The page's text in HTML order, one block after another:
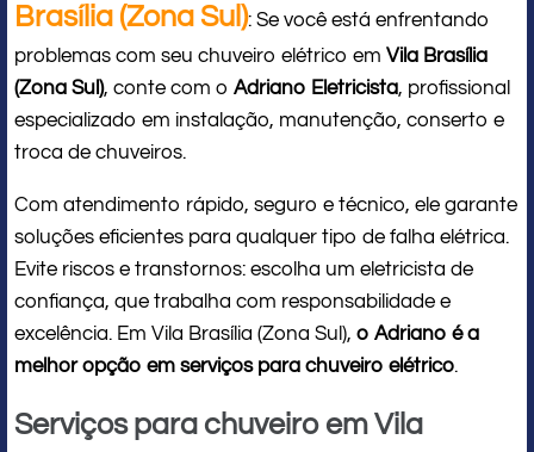
Brasília (Zona Sul): Se você está enfrentando
problemas com seu chuveiro elétrico em Vila Brasília
(Zona Sul), conte com o Adriano Eletricista, profissional
especializado em instalação, manutenção, conserto e
troca de chuveiros.
Com atendimento rápido, seguro e técnico, ele garante
soluções eficientes para qualquer tipo de falha elétrica.
Evite riscos e transtornos: escolha um eletricista de
confiança, que trabalha com responsabilidade e
excelência. Em Vila Brasília (Zona Sul), o Adriano é a
melhor opção em serviços para chuveiro elétrico.
Serviços para chuveiro em Vila